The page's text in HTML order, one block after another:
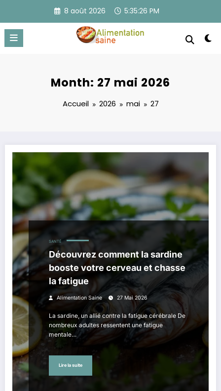
contenu
8 août 2026 5:35:27 PM
Month: 27 mai 2026
Accueil 2026 mai 27
SANTÉ
Découvrez comment la sardine
booste votre cerveau et chasse
la fatigue
Alimentation Saine 27 Mai 2026
La sardine, un allié contre la fatigue cérébrale De
nombreux adultes ressentent une fatigue
mentale…
Lire la suite